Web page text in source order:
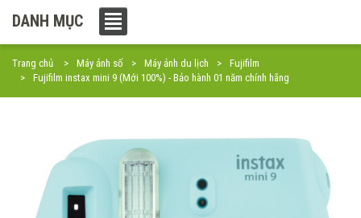
DANH MỤC
Trang chủ Máy ảnh số Máy ảnh du lịch
Fujifilm
Fujifilm instax mini 9 (Mới 100%) - Bảo hành 01 năm chính hãng